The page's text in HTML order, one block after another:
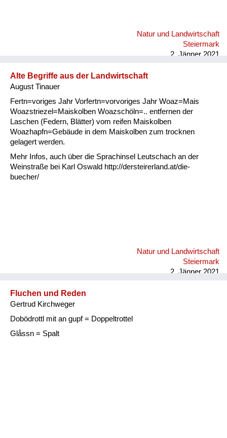
Natur und Landwirtschaft
Steiermark
2. Jänner 2021
Alte Begriffe aus der Landwirtschaft
August Tinauer
Fertn=voriges Jahr Vorfertn=vorvoriges Jahr Woaz=Mais
Woazstriezel=Maiskolben Woazschöln=.. entfernen der
Laschen (Federn, Blätter) vom reifen Maiskolben
Woazhapfn=Gebäude in dem Maiskolben zum trocknen
gelagert werden.
Mehr Infos, auch über die Sprachinsel Leutschach an der
Weinstraße bei Karl Oswald http://dersteirerland.at/die-
buecher/
Natur und Landwirtschaft
Steiermark
2. Jänner 2021
Fluchen und Reden
Gertrud Kirchweger
Dobödrottl mit an gupf = Doppeltrottel
Glåssn = Spalt